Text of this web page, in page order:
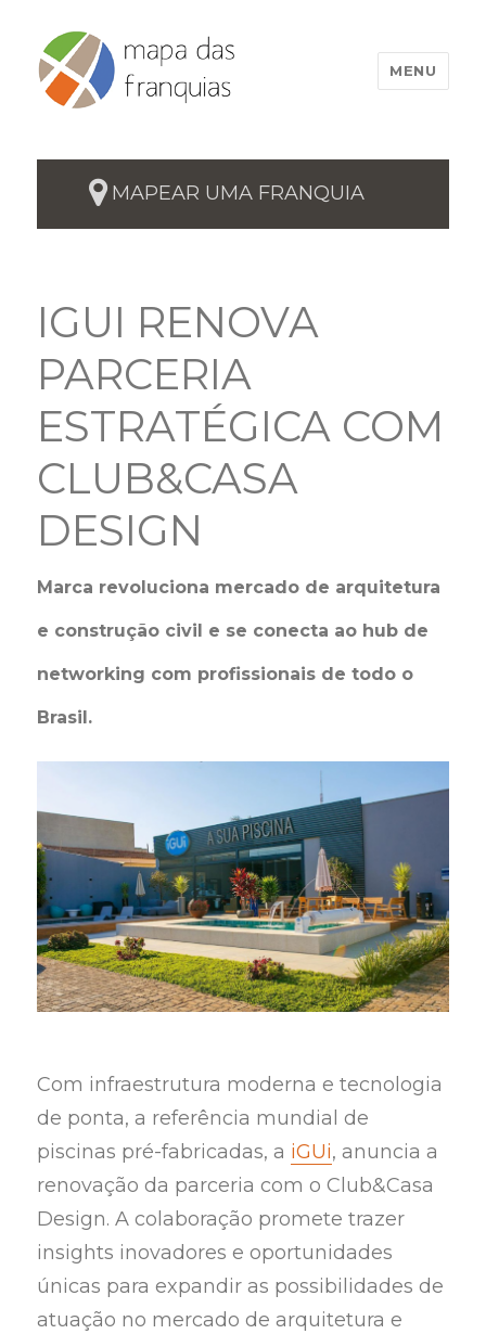
MENU
MAPEAR UMA FRANQUIA
IGUI RENOVA
PARCERIA
ESTRATÉGICA COM
CLUB&CASA
DESIGN
Marca revoluciona mercado de arquitetura
e construção civil e se conecta ao hub de
networking com profissionais de todo o
Brasil.
Com infraestrutura moderna e tecnologia
de ponta, a referência mundial de
piscinas pré-fabricadas, a iGUi, anuncia a
renovação da parceria com o Club&Casa
Design. A colaboração promete trazer
insights inovadores e oportunidades
únicas para expandir as possibilidades de
atuação no mercado de arquitetura e